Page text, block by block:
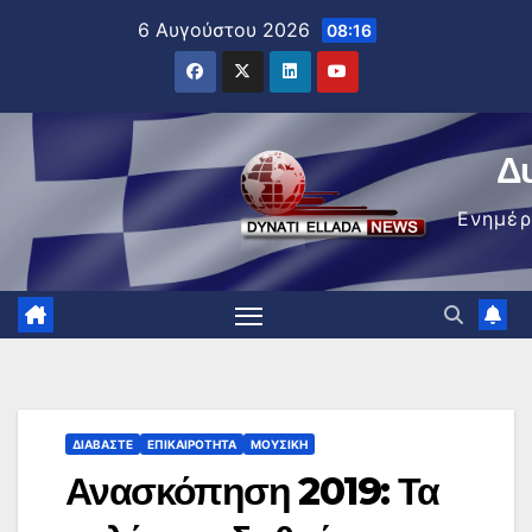
6 Αυγούστου 2026 08:16
ΔΙΑΒΆΣΤΕ ΕΠΙΚΑΙΡΌΤΗΤΑ ΜΟΥΣΙΚΉ
Ανασκόπηση 2019: Τα